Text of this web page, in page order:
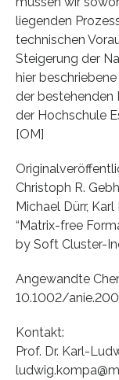
liegenden
technischen
Steigerung der
hier
der bestehenden
der Hochschule
[OM]
Christoph R.
Michael Dürr,
“Matrix-free
by Soft Cluster-
Angewandte
10.1002/
Kontakt:
Prof. Dr. Karl-